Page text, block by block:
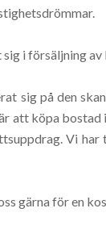
i försäljning
sig på den
att köpa bostad
Vi
gärna för en